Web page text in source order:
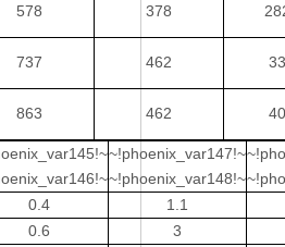
578 378
737 462
863 462
~!phoenix_var147!~
~!phoenix_var148!~
0.4
1.1
0.6
3